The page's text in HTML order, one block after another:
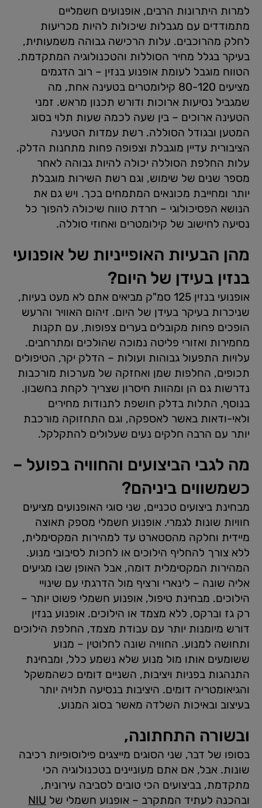
למרות היתרונות הרבים, אופנועים חשמליים
מתמודדים עם מגבלות שיכולות להיות מכריעות
לחלק מהרוכבים. עלות הרכישה גבוהה משמעותית,
בעיקר בגלל מחיר הסוללות והטכנולוגיה המתקדמת.
הטווח מוגבל לעומת אופנוע בנזין – רוב הדגמים
מציעים 80-120 קילומטרים בטעינה אחת, מה
שמגביל נסיעות ארוכות ודורש תכנון מראש. זמני
הטעינה ארוכים – בין שעה לכמה שעות תלוי בסוג
המטען ובגודל הסוללה. רשת עמדות הטעינה
הציבורית עדיין מוגבלת וצפופה פחות מתחנות הדלק.
עלות החלפת הסוללה יכולה להיות גבוהה לאחר
מספר שנים של שימוש, וגם רשת השירות מוגבלת
יותר ומחייבת מכונאים המתמחים בכך. ויש גם את
הנושא הפסיכולוגי – חרדת טווח שיכולה להפוך כל
נסיעה לחישוב של קילומטרים ואחוזי סוללה.
מהן הבעיות האופייניות של אופנועי
בנזין בעידן של היום?
אופנועי בנזין 125 סמ"ק מביאים אתם לא מעט בעיות,
שניכרות בעיקר בעידן של היום. זיהום האוויר והרעש
הופכים פחות מקובלים בערים צפופות, עם תקנות
מחמירות ואזורי פליטה נמוכה שהולכים ומתרחבים.
עלויות התפעול גבוהות ועולות – הדלק יקר, הטיפולים
תכופים, החלפות שמן ואחזקה של מערכות מורכבות
נדרשות גם הן ומהוות חיסרון שצריך לקחת בחשבון.
בנוסף, התלות בדלק חושפת לתנודות מחירים
ולאי-ודאות באשר לאספקה, וגם התחזוקה מורכבת
יותר עם הרבה חלקים נעים שעלולים להתקלקל.
מה לגבי הביצועים והחוויה בפועל –
כשמשווים ביניהם?
מבחינת ביצועים טכניים, שני סוגי האופנועים מציעים
חוויות שונות לגמרי. אופנוע חשמלי מספק תאוצה
מיידית וחלקה מהסטארט עד למהירות המקסימלית,
ללא צורך להחליף הילוכים או לחכות לסיבובי מנוע.
המהירות המקסימלית דומה, אבל האופן שבו מגיעים
אליה שונה – לינארי ורציף מול הדרגתי עם שינויי
הילוכים. מבחינת טיפול, אופנוע חשמלי פשוט יותר –
רק גז וברקס, ללא מצמד או הילוכים. אופנוע בנזין
דורש מיומנות יותר עם עבודת מצמד, החלפת הילוכים
ותחושה למנוע. החוויה שונה לחלוטין – מנוע
ששומעים אותו מול מנוע שלא נשמע כלל, ומבחינת
התנהגות בפניות ויציבות, השניים דומים כשהמשקל
והגיאומטריה דומים. היציבות בנסיעה תלויה יותר
בעיצוב ובאיכות השלדה מאשר בסוג המנוע.
ובשורה התחתונה,
בסופו של דבר, שני הסוגים מייצגים פילוסופיות רכיבה
שונות. אבל, אם אתם מעוניינים בטכנולוגיה הכי
מתקדמת, בביצועים הכי טובים לסביבה עירונית,
ובהכנה לעתיד המתקרב – אופנוע חשמלי של NIU